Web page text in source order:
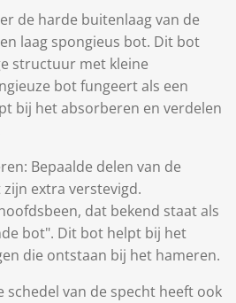
de harde buitenlaag van de
laag spongieus bot. Dit bot
structuur met kleine
bot fungeert als een
bij het absorberen en verdelen
Bepaalde delen van de
extra verstevigd.
dat bekend staat als
bot". Dit bot helpt bij het
die ontstaan ​​bij het hameren.
schedel van de specht heeft ook